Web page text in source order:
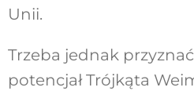
Unii.
Trzeba jednak
potencjał Trójkąta